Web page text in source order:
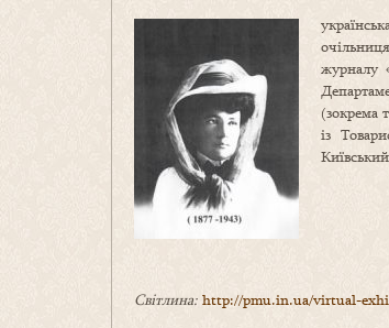
журналу
(зокрема
із
Світлина: http://pmu.in.ua/virtual-